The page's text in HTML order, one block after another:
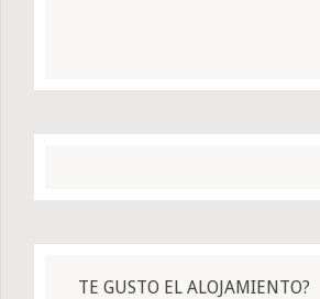
TE GUSTO EL ALOJAMIENTO?